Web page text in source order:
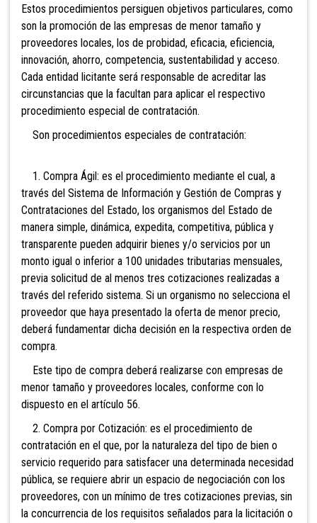
Estos procedimientos persiguen objetivos particulares, como
son la promoción de las empresas de menor tamaño y
proveedores locales, los de probidad, eficacia, eficiencia,
innovación, ahorro, competencia, sustentabilidad y acceso.
Cada entidad licitante será responsable de acreditar las
circunstancias que la facultan para aplicar el respectivo
procedimiento especial de contratación.
Son procedimientos especiales de contratación:
1. Compra Ágil: es el procedimiento mediante el cual, a
través del Sistema de Información y Gestión de Compras y
Contrataciones del Estado, los organismos del Estado de
manera simple, dinámica, expedita, competitiva, pública y
transparente pueden adquirir bienes y/o servicios por un
monto igual o inferior a 100 unidades tributarias mensuales,
previa solicitud de al menos tres cotizaciones realizadas a
través del referido sistema. Si un organismo no selecciona el
proveedor que haya presentado la oferta de menor precio,
deberá fundamentar dicha decisión en la respectiva orden de
compra.
Este tipo de compra deberá realizarse con empresas de
menor tamaño y proveedores locales, conforme con lo
dispuesto en el artículo 56.
2. Compra por Cotización: es el procedimiento de
contratación en el que, por la naturaleza del tipo de bien o
servicio requerido para satisfacer una determinada necesidad
pública, se requiere abrir un espacio de negociación con los
proveedores, con un mínimo de tres cotizaciones previas, sin
la concurrencia de los requisitos señalados para la licitación o